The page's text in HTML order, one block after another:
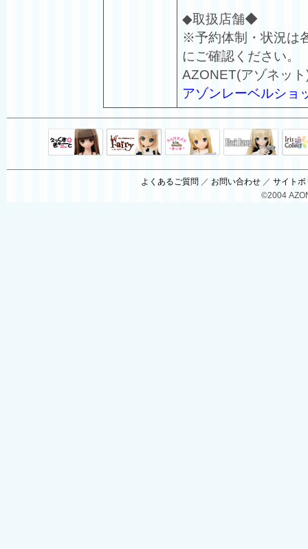
◆取扱店舗◆
※予約体制・状況は
にご確認ください。
AZONET(アゾネット
アゾンレーベルショ
よくあるご質問 ／ お問い合わせ ／ サイトポ
©2004